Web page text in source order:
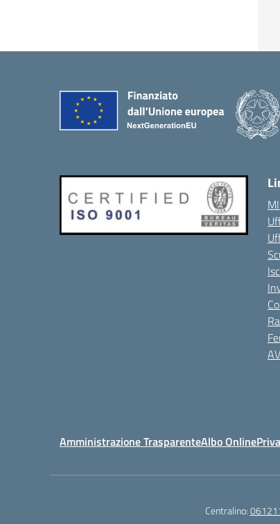
Amministrazione TrasparenteAlbo Online
Centralino: